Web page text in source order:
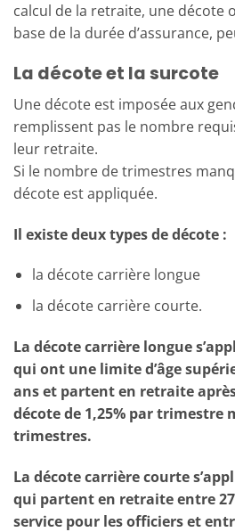
calcul de la retraite, une décote
base de la durée d’assurance,
La décote et la surcote
Une décote est imposée aux
remplissent pas le nombre
leur retraite.
Si le nombre de trimestres
décote est appliquée.
Il existe deux types de décote :
la décote carrière longue
la décote carrière courte.
La décote carrière longue
qui ont une limite d’âge
ans et partent en retraite
décote de 1,25% par trimestre
trimestres.
La décote carrière courte
qui partent en retraite entre 27
service pour les officiers et